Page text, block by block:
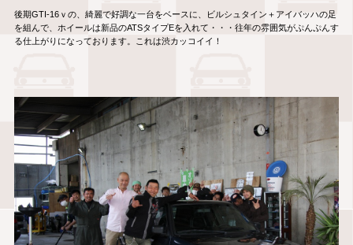
後期GTI-16ｖの、綺麗で好調な一台をベースに、ビルシュタイン＋アイバッハの足
を組んで、ホイールは新品のATSタイプEを入れて・・・往年の雰囲気がぷんぷんす
る仕上がりになっております。これは渋カッコイイ！